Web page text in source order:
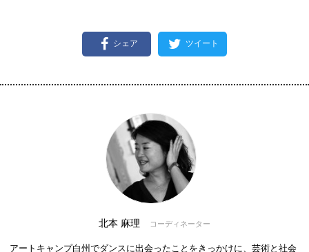
シェア ツイート
北本 麻理 コーディネーター
アートキャンプ白州でダンスに出会ったことをきっかけに、芸術と社会